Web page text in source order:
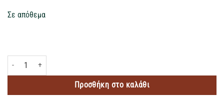
Σε απόθεμα
OYAKATA NOODLES SOUP RAMEN SOY SAUCE 83GR ποσότητα
Προσθήκη στο καλάθι